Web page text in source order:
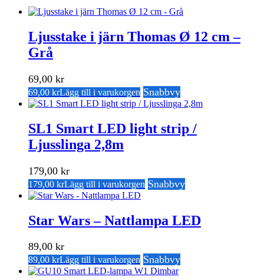
Ljusstake i järn Thomas Ø 12 cm –
Grå
69,00 kr
69,00 krLägg till i varukorgen Snabbvy
SL1 Smart LED light strip /
Ljusslinga 2,8m
179,00 kr
179,00 krLägg till i varukorgen Snabbvy
Star Wars – Nattlampa LED
89,00 kr
89,00 krLägg till i varukorgen Snabbvy